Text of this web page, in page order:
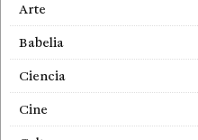
Arte
Babelia
Ciencia
Cine